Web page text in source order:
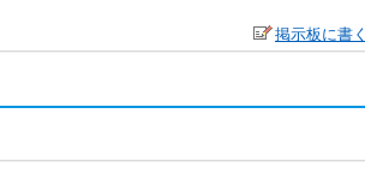
掲示板に書く